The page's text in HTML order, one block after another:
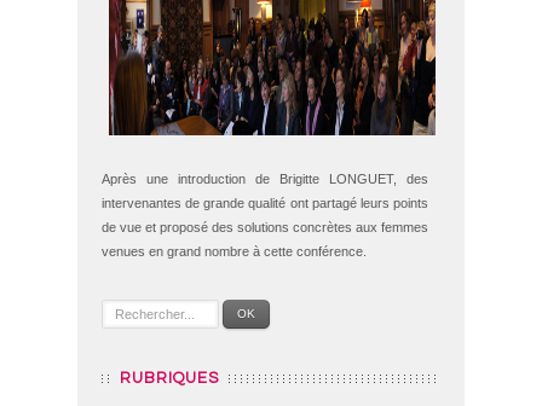
Après une introduction de Brigitte LONGUET, des
intervenantes de grande qualité ont partagé leurs points
de vue et proposé des solutions concrètes aux femmes
venues en grand nombre à cette conférence.
OK
RUBRIQUES